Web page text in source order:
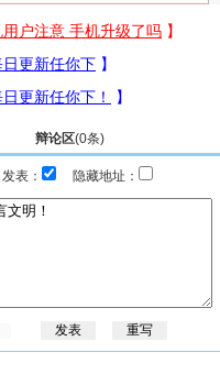
辩论区(0条)
表： 隐藏地址：